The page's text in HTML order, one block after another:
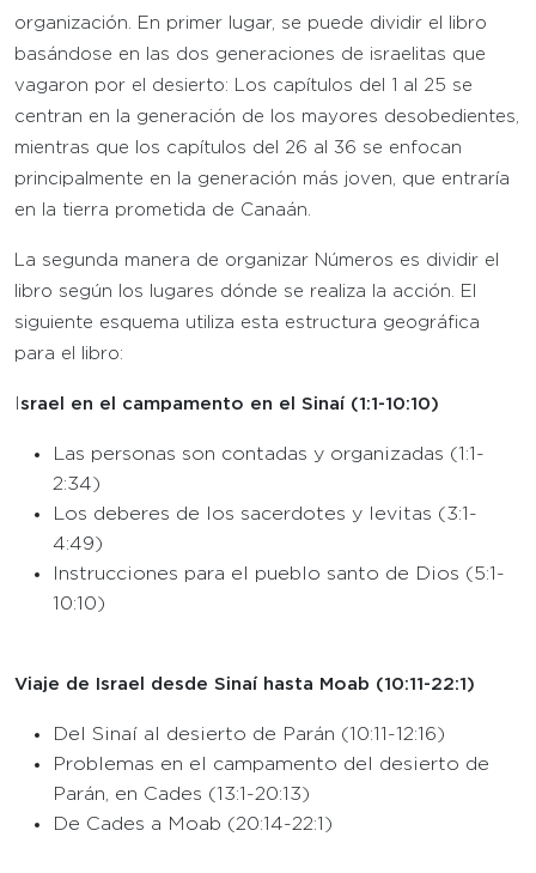
organización. En primer lugar, se puede dividir el libro
basándose en las dos generaciones de israelitas que
vagaron por el desierto: Los capítulos del 1 al 25 se
centran en la generación de los mayores desobedientes,
mientras que los capítulos del 26 al 36 se enfocan
principalmente en la generación más joven, que entraría
en la tierra prometida de Canaán.
La segunda manera de organizar Números es dividir el
libro según los lugares dónde se realiza la acción. El
siguiente esquema utiliza esta estructura geográfica
para el libro:
srael en el campamento en el Sinaí (1:1-10:10)
Las personas son contadas y organizadas (1:1-
2:34)
Los deberes de los sacerdotes y levitas (3:1-
4:49)
Instrucciones para el pueblo santo de Dios (5:1-
10:10)
Viaje de Israel desde Sinaí hasta Moab (10:11-22:1)
Del Sinaí al desierto de Parán (10:11-12:16)
Problemas en el campamento del desierto de
Parán, en Cades (13:1-20:13)
De Cades a Moab (20:14-22:1)